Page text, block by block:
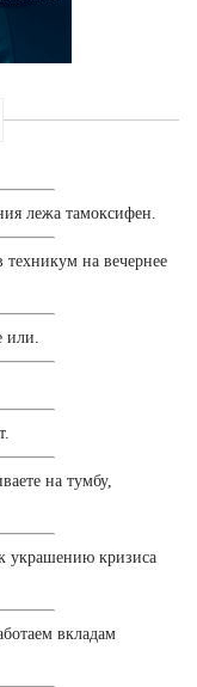
лежа тамоксифен.
на вечернее
или.
на тумбу,
украшению кризиса
вкладам